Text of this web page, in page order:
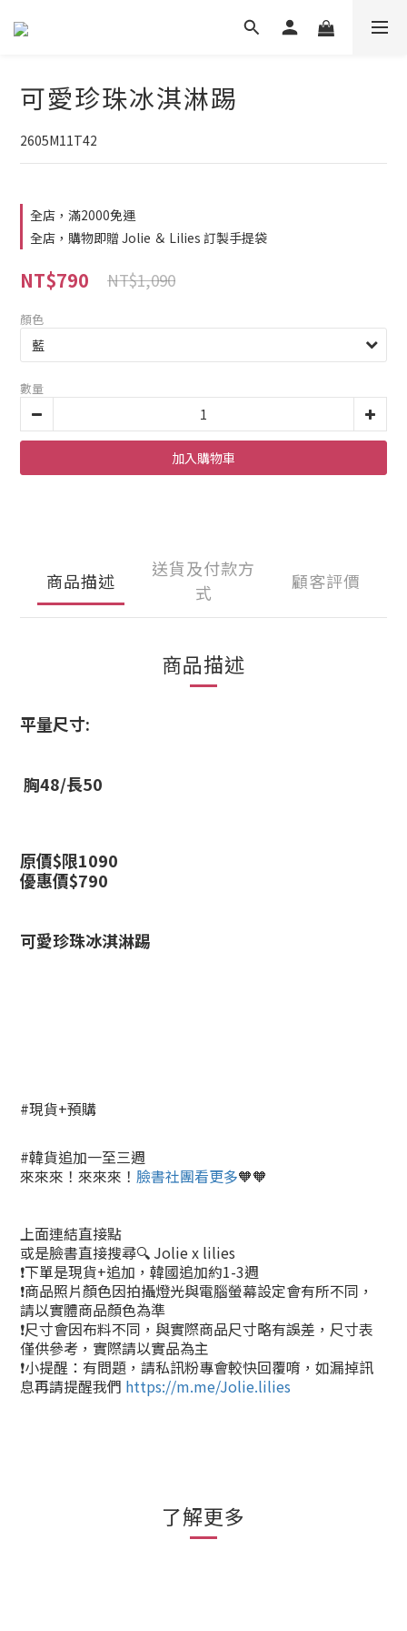
可愛珍珠冰淇淋踢
2605M11T42
全店，滿2000免運
全店，購物即贈 Jolie ＆ Lilies 訂製手提袋
NT$790 NT$1,090
顏色
數量
加入購物車
商品描述
送貨及付款方
式
顧客評價
商品描述
平量尺寸:
胸48/長50
原價$限1090
優惠價$790
可愛珍珠冰淇淋踢
#現貨+預購
#韓貨追加一至三週
來來來！來來來！ 臉書社團看更多🧡🧡
上面連結直接點
或是臉書直接搜尋🔍 Jolie x lilies
❗下單是現貨+追加，韓國追加約1-3週
❗商品照片顏色因拍攝燈光與電腦螢幕設定會有所不同，
請以實體商品顏色為準
❗尺寸會因布料不同，與實際商品尺寸略有誤差，尺寸表
僅供參考，實際請以實品為主
❗小提醒：有問題，請私訊粉專會較快回覆唷，如漏掉訊
息再請提醒我們 https://m.me/Jolie.lilies
了解更多